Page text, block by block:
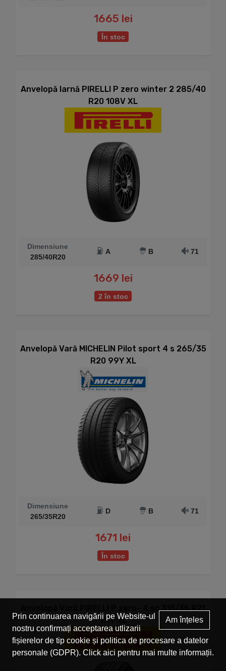
1665 lei
În stoc
Anvelopă Iarnă PIRELLI P zero winter 2 285/40
R20 108V XL
Dimensiune
285/40R20
A B 71
1669 lei
2 în stoc
Anvelopă Vară MICHELIN Pilot sport 4 s 265/35
R20 99Y XL
Dimensiune
265/35R20
D B 71
1671 lei
În stoc
111Y XL
Am înțeles
Prin continuarea navigării pe Website-ul
nostru confirmați acceptarea utlizarii
fișierelor de tip cookie și politica de procesare a datelor
personale (GDPR). Click aici pentru mai multe informații.